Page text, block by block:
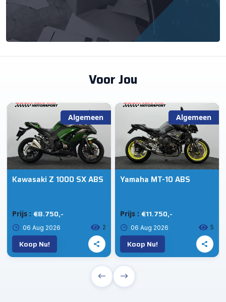
Voor Jou
Algemeen
Kawasaki Z 1000 SX ABS
Prijs : €8.750,-
06 Aug 2026 2
Koop Nu!
Algemeen
Yamaha MT-10 ABS
Prijs : €11.750,-
06 Aug 2026 5
Koop Nu!